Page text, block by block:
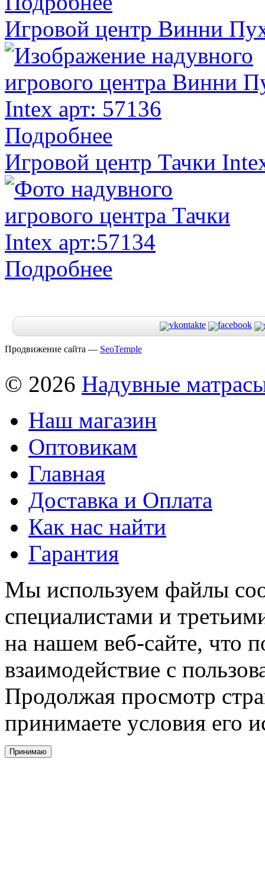
Игровой центр Винни
Подробнее
Игровой центр Тачки
Подробнее
Продвижение сайта — SeoTemple
© 2026 Надувные
Наш магазин
Оптовикам
Главная
Доставка и Оплата
Как нас найти
Гарантия
Мы используем файлы
специалистами и
на нашем веб-сайте, что
взаимодействие с
Продолжая просмотр
принимаете условия его
Принимаю